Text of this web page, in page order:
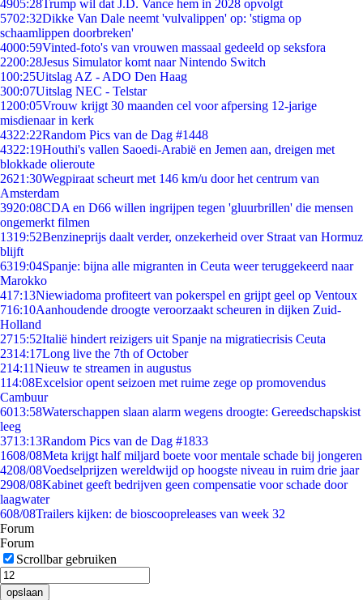
4905:28Trump wil dat J.D. Vance hem in 2028 opvolgt
5702:32Dikke Van Dale neemt 'vulvalippen' op: 'stigma op
schaamlippen doorbreken'
4000:59Vinted-foto's van vrouwen massaal gedeeld op seksfora
2200:28Jesus Simulator komt naar Nintendo Switch
100:25Uitslag AZ - ADO Den Haag
300:07Uitslag NEC - Telstar
1200:05Vrouw krijgt 30 maanden cel voor afpersing 12-jarige
misdienaar in kerk
4322:22Random Pics van de Dag #1448
4322:19Houthi's vallen Saoedi-Arabië en Jemen aan, dreigen met
blokkade olieroute
2621:30Wegpiraat scheurt met 146 km/u door het centrum van
Amsterdam
3920:08CDA en D66 willen ingrijpen tegen 'gluurbrillen' die mensen
ongemerkt filmen
1319:52Benzineprijs daalt verder, onzekerheid over Straat van Hormuz
blijft
6319:04Spanje: bijna alle migranten in Ceuta weer teruggekeerd naar
Marokko
417:13Niewiadoma profiteert van pokerspel en grijpt geel op Ventoux
716:10Aanhoudende droogte veroorzaakt scheuren in dijken Zuid-
Holland
2715:52Italië hindert reizigers uit Spanje na migratiecrisis Ceuta
2314:17Long live the 7th of October
214:11Nieuw te streamen in augustus
114:08Excelsior opent seizoen met ruime zege op promovendus
Cambuur
6013:58Waterschappen slaan alarm wegens droogte: Gereedschapskist
leeg
3713:13Random Pics van de Dag #1833
1608/08Meta krijgt half miljard boete voor mentale schade bij jongeren
4208/08Voedselprijzen wereldwijd op hoogste niveau in ruim drie jaar
2908/08Kabinet geeft bedrijven geen compensatie voor schade door
laagwater
608/08Trailers kijken: de bioscoopreleases van week 32
Forum
Forum
Scrollbar gebruiken
opslaan